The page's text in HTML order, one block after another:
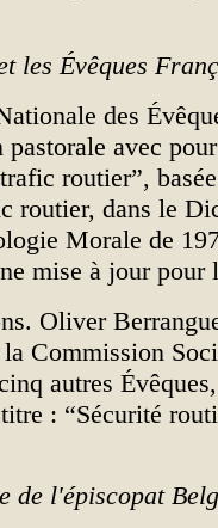
les Évêques
des
avec
routier”,
routier, dans le
Morale de
mise à jour pour
Oliver
Commission
autres
: “Sécurité
de l'épiscopat